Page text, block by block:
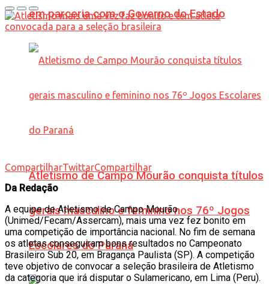
em parceria com o Governo do Estado
Atletismo de Campo Mourão conquista títulos
gerais masculino e feminino nos 76º Jogos
Escolares do Paraná
CompartilharTwittarCompartilhar
Da Redação
A equipe de Atletismo de Campo Mourão
(Unimed/Fecam/Assercam), mais uma vez fez bonito em
uma competição de importância nacional. No fim de semana
os atletas conseguiram bons resultados no Campeonato
Brasileiro Sub 20, em Bragança Paulista (SP). A competição
teve objetivo de convocar a seleção brasileira de Atletismo
da categoria que irá disputar o Sulamericano, em Lima (Peru).